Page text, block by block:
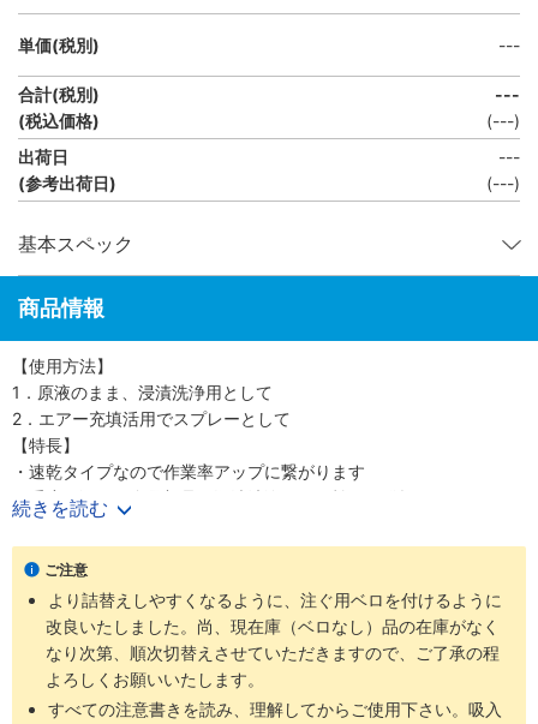
単価(税別) ---
合計(税別)
(税込価格)
---
(---)
出荷日
(参考出荷日)
---
(---)
基本スペック
商品情報
【使用方法】
1．原液のまま、浸漬洗浄用として
2．エアー充填活用でスプレーとして
【特長】
・速乾タイプなので作業率アップに繋がります
・重度に汚れた金属部品を浸漬洗浄でより効果が発揮できます
・有機溶剤中毒予防規則の適用を受けない溶剤タイプ洗浄剤なので
自然環境を守ります
・詰め替え充填の洗浄剤としても効率良く使用でき、自動・手動式
装置兼用に原液充填が可能です
【用途】
・防錆剤や金型の油汚れなどの洗浄
・機械部品の脱脂洗浄、油汚れ落としに
続きを読む
ご注意
より詰替えしやすくなるように、注ぐ用ベロを付けるように
改良いたしました。尚、現在庫（ベロなし）品の在庫がなく
なり次第、順次切替えさせていただきますので、ご了承の程
よろしくお願いいたします。
すべての注意書きを読み、理解してからご使用下さい。吸入